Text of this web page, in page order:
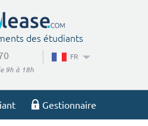
des étudiants
9h à 18h
FR
Gestionnaire